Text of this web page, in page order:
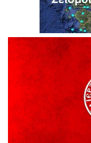
Ολοκληρώνεται η
6 Αυγούστου 2026
H παραδοχή λαθών
5 Αυγούστου 2026
Ο ΑΝΔΡΕΑΣ ΑΣΛΑΝΙΔΗΣ
ΓΡΕΒΕΝΩΝ
5 Αυγούστου 2026
Ευχαριστήριο
Παρασχάκη Αθανάσιο
5 Αυγούστου 2026